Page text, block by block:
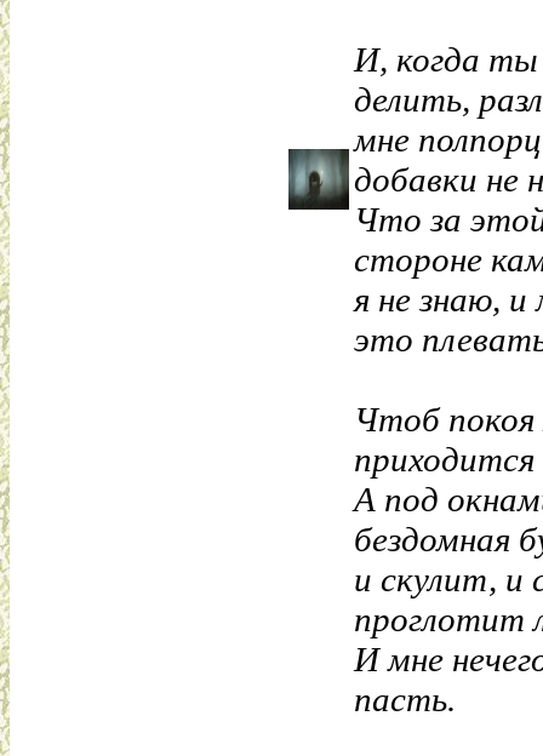
И, когда
делить,
мне
добавки не
Что за
стороне
я не знаю, и
это
Чтоб покоя
А под
бездомная
и скулит, и
проглотит
И мне
пасть.